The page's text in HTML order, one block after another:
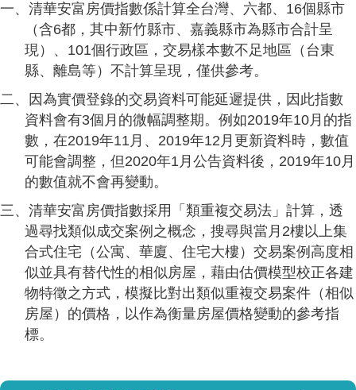
一、清華安富房價指數係計算全台灣、六都、16個縣市
（含6都，其中新竹縣市、嘉義縣市為縣市合計呈
現）、101個行政區，交易樣本數不足地區（台東
縣、離島等）不計算呈現，僅供參考。
二、因為實價登錄的交易資料可能延遲提供，因此指數
資料會有3個月的微幅調整期。例如2019年10月的指
數，在2019年11月、2019年12月更新資料時，數值
可能會調整，但2020年1月公告資料後，2019年10月
的數值就不會再變動。
三、清華安富房價指數採用「類重複交易法」計算，透
過尋找類似成交案例之概念，搜尋與當月2樓以上集
合式住宅（公寓、華廈、住宅大樓）交易案例高度相
似並具有替代性的相似房屋，藉由估價模型校正各建
物特徵之方式，模擬比對出類似重複交易案件（相似
房屋）的價格，以作為衡量房屋價格變動的參考指
標。